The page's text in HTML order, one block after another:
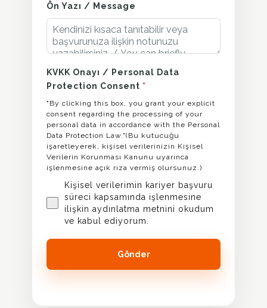
Ön Yazı / Message
KVKK Onayı / Personal Data
Protection Consent *
"By clicking this box, you grant your explicit
consent regarding the processing of your
personal data in accordance with the Personal
Data Protection Law."(Bu kutucuğu
işaretleyerek, kişisel verilerinizin Kişisel
Verilerin Korunması Kanunu uyarınca
işlenmesine açık rıza vermiş olursunuz.)
Kişisel verilerimin kariyer başvuru
süreci kapsamında işlenmesine
ilişkin aydınlatma metnini okudum
ve kabul ediyorum.
Gönder